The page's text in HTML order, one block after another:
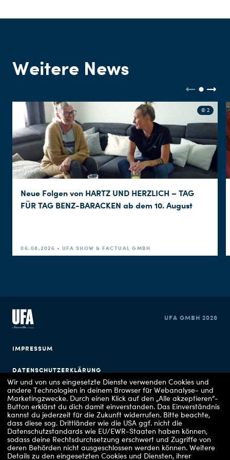
Weitere News
© 2
Neue Folgen von HARTZ UND HERZLICH – TAG
FÜR TAG BENZ-BARACKEN ab dem 10. August
06.08.2026 • UFA SHOW & FACTUAL GMBH
IMPRESSUM
DATENSCHUTZERKLÄRUNG
COOKIE EINSTELLUNGEN
UFA GMBH 2026
Wir und von uns eingesetzte Dienste verwenden Cookies und
andere Technologien in deinem Browser für Webanalyse- und
Marketingzwecke. Durch einen Klick auf den „Alle akzeptieren“-
Button erklärst du dich damit einverstanden. Das Einverständnis
kannst du jederzeit für die Zukunft widerrufen. Bitte beachte,
dass diese sog. Drittländer wie die USA ggf. nicht die
Datenschutzstandards wie EU/EWR-Staaten haben können,
sodass deine Rechtsdurchsetzung erschwert und Zugriffe von
deren Behörden nicht ausgeschlossen werden können. Weitere
Details zu den eingesetzten Cookies und Diensten, ihrer